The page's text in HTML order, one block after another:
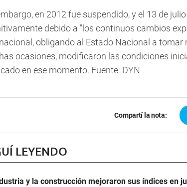
en 2012 fue suspendido, y el 13 de
debido a "los continuos cambios
obligando al Estado Nacional a tomar
ocasiones, modificaron las condiciones
en ese momento. Fuente: DYN
Compartí la nota:
LEYENDO
y la construcción mejoraron sus índices en